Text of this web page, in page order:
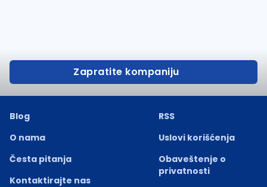
Zapratite kompaniju
Blog
O nama
Česta pitanja
Kontaktirajte nas
RSS
Uslovi korišćenja
Obaveštenje o
privatnosti